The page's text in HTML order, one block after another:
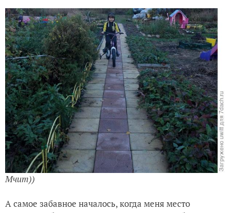
Мчит))
А самое забавное началось, когда меня место